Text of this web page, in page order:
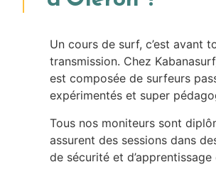
Un cours de surf, c’est avant
transmission. Chez
est composée de surfeurs
expérimentés et super
Tous nos moniteurs sont
assurent des sessions dans
de sécurité et